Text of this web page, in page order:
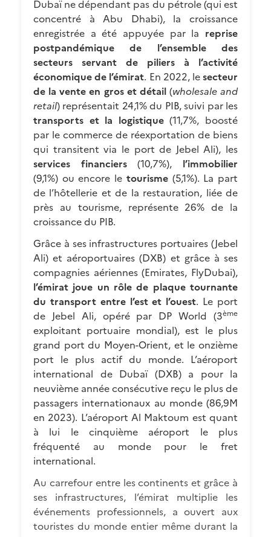
Dubaï ne dépendant pas du pétrole (qui est
concentré à Abu Dhabi), la croissance
enregistrée a été appuyée par la reprise
postpandémique de l’ensemble des
secteurs servant de piliers à l’activité
économique de l’émirat. En 2022, lesecteur
de la vente en gros et détail(wholesale and
retail) représentait 24,1% du PIB, suivi par les
transports et la logistique(11,7%, boosté
par le commerce de réexportation de biens
qui transitent via le port de Jebel Ali), les
services financiers(10,7%), l’immobilier
(9,1%) ou encore le tourisme(5,1%). La part
de l’hôtellerie et de la restauration, liée de
près au tourisme, représente 26% de la
croissance du PIB.
Grâce à ses infrastructures portuaires (Jebel
Ali) et aéroportuaires (DXB) et grâce à ses
compagnies aériennes (Emirates, FlyDubai),
l’émirat joue un rôle de plaque tournante
du transport entre l’est et l’ouest. Le port
de Jebel Ali, opéré par DP World (3ème
exploitant portuaire mondial), est le plus
grand port du Moyen-Orient, et le onzième
port le plus actif du monde. L’aéroport
international de Dubaï (DXB) a pour la
neuvième année consécutive reçu le plus de
passagers internationaux au monde (86,9M
en 2023). L’aéroport Al Maktoum est quant
à lui le cinquième aéroport le plus
fréquenté au monde pour le fret
international.
Au carrefour entre les continents et grâce à
ses infrastructures, l’émirat multiplie les
événements professionnels, a ouvert aux
touristes du monde entier même durant la